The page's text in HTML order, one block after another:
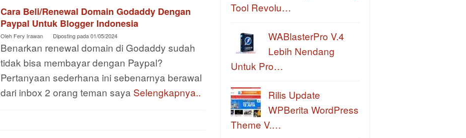
Cara Beli/Renewal Domain Godaddy Dengan
Paypal Untuk Blogger Indonesia
Oleh Fery Irawan Diposting pada01/05/2024
Benarkan renewal domain di Godaddy sudah
tidak bisa membayar dengan Paypal?
Pertanyaan sederhana ini sebenarnya berawal
dari inbox 2 orang teman saya Selengkapnya..
Tool Revolu…
WABlasterPro V.4
Lebih Nendang
Untuk Pro…
Rilis Update
WPBerita WordPress
Theme V.…